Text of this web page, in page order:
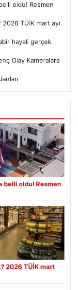
oldu! Resmen
TÜİK mart ayı
hayali gerçek
Olay Kameralara
belli oldu! Resmen
2026 TÜİK mart